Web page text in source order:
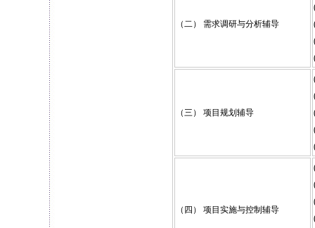
（二） 需求调研与分析辅导
（三） 项目规划辅导
（四） 项目实施与控制辅导